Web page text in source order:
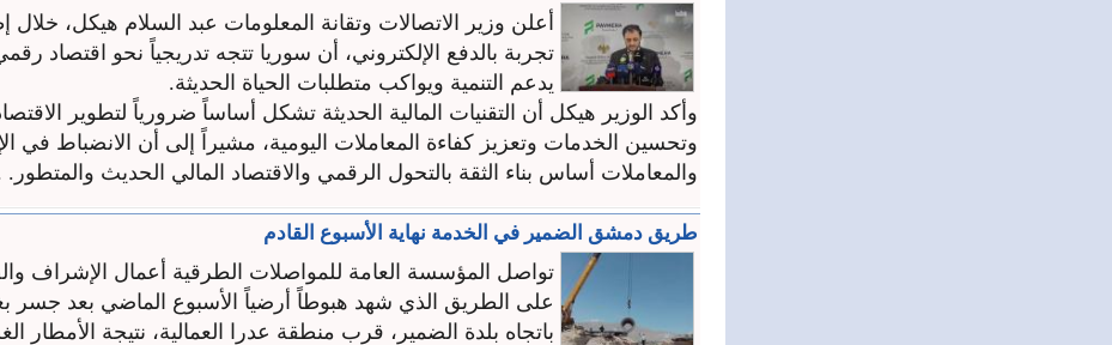
أعلن وزير الاتصالات وتقانة المعلومات عبد السلام هيكل، خلال
تجربة بالدفع الإلكتروني، أن سوريا تتجه تدريجياً نحو اقتصاد
يدعم التنمية ويواكب متطلبات الحياة الحديثة.
وأكد الوزير هيكل أن التقنيات المالية الحديثة تشكل أساساً ضرورياً لتطوير
وتحسين الخدمات وتعزيز كفاءة المعاملات اليومية، مشيراً إلى أن الانضباط في
والمعاملات أساس بناء الثقة بالتحول الرقمي والاقتصاد المالي الحديث والمتطور.
طريق دمشق الضمير في الخدمة نهاية الأسبوع القادم
تواصل المؤسسة العامة للمواصلات الطرقية أعمال الإشراف
على الطريق الذي شهد هبوطاً أرضياً الأسبوع الماضي بعد جسر
باتجاه بلدة الضمير، قرب منطقة عدرا العمالية، نتيجة الأمطار